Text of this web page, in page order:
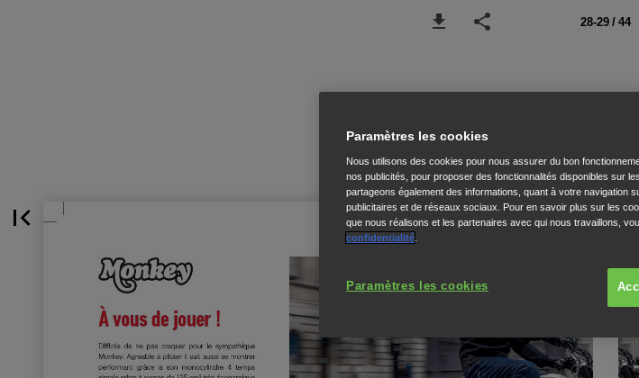
28-29 / 44
Paramètres les cookies
Nous utilisons des cookies pour nous assurer du bon
nos publicités, pour proposer des fonctionnalités disponibles sur
partageons également des informations, quant à votre navigation
publicitaires et de réseaux sociaux. Pour en savoir plus sur les
que nous réalisons et les partenaires avec qui nous travaillons,
confidentialité
Paramètres les cookies